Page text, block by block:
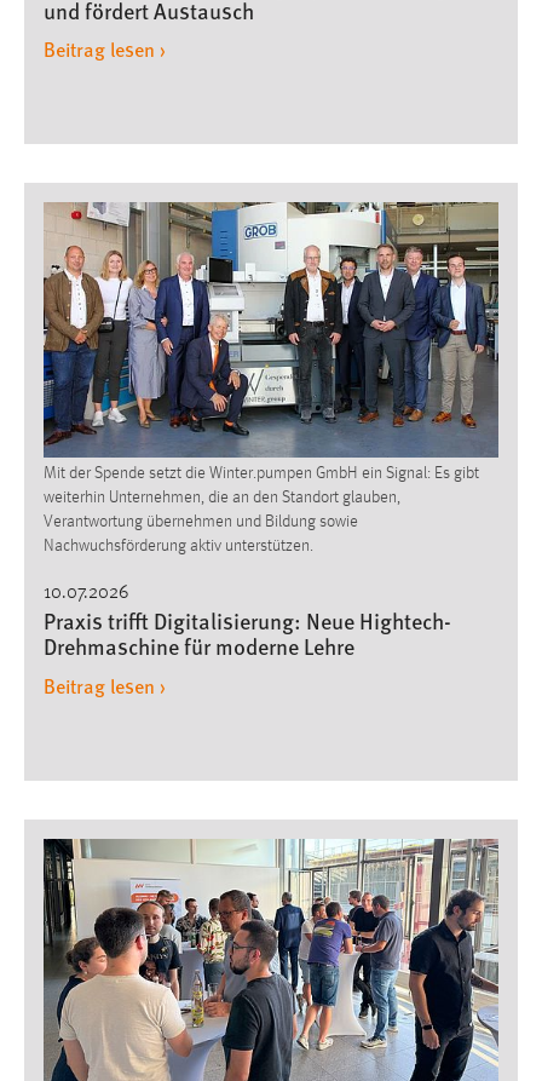
und fördert Austausch
Beitrag lesen ›
Mit der Spende setzt die Winter.pumpen GmbH ein Signal: Es gibt
weiterhin Unternehmen, die an den Standort glauben,
Verantwortung übernehmen und Bildung sowie
Nachwuchsförderung aktiv unterstützen.
10.07.2026
Praxis trifft Digitalisierung: Neue Hightech-
Drehmaschine für moderne Lehre
Beitrag lesen ›